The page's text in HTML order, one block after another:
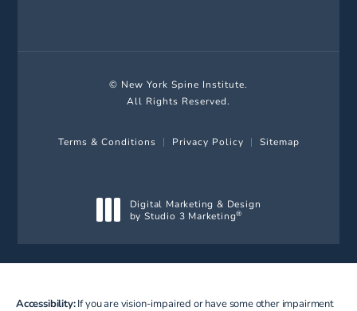
© New York Spine Institute.
All Rights Reserved.
Terms & Conditions Privacy Policy Sitemap
Digital Marketing & Design
by Studio 3 Marketing®
Accessibility:If you are vision-impaired or have some other impairment